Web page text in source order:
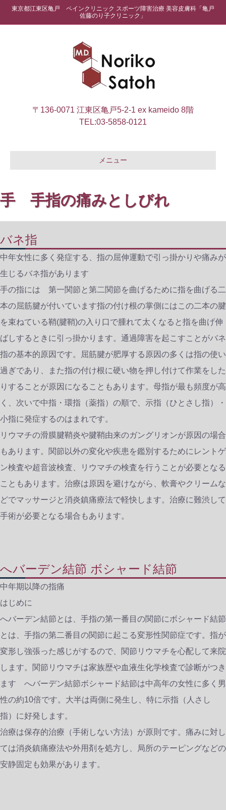
東京都江東区亀戸 ペインクリニック スポーツ障害治療 美容皮膚科「亀戸
佐藤のり子クリニック」
〒136-0071 江東区亀戸5-2-1 ex kameido 8階
TEL:03-5858-0121
メニュー
手 手指の痛みとしびれ
バネ指
中年女性に多く発症する、指の屈伸運動で引っ掛かりや痛みが
生じるバネ指があります
手の指には 第一関節と第二関節を曲げるために指を曲げる二
本の屈筋腱が付いています指の付け根の掌側にはこの二本の腱
を束ねている鞘(腱鞘)の入り口で腫れて太くなると指を曲げ伸
ばしするときに引っ掛かります。通過障害を起こすことがバネ
指の基本的原因です。屈筋腱が肥厚する原因の多くは指の使い
過ぎであり、また指の付け根に硬い物を押し付けて作業をした
りすることが原因になることもあります。母指が最も頻度が高
く、次いで中指・環指（薬指）の順で、示指（ひとさし指）・
小指に発症するのはまれです。
リウマチの滑膜腱鞘炎や腱鞘由来のガングリオンが原因の場合
もあります。関節以外の変化や疾患を鑑別するためにレントゲ
ン検査や超音波検査、リウマチの検査を行うことが必要となる
こともあります。治療は原因を避けながら、軟膏やクリームな
どでマッサージと消炎鎮痛療法で軽快します。治療に難渋して
手術が必要となる場合もあります。
へバーデン結節 ボシャード結節
中年期以降の指痛
はじめに
へバーデン結節とは、手指の第一番目の関節にボシャード結節
とは、手指の第二番目の関節に起こる変形性関節症です。指が
変形し強張った感じがするので、関節リウマチを心配して来院
します。関節リウマチは家族歴や血液生化学検査で診断がつき
ます へバーデン結節ボシャード結節は中高年の女性に多く男
性の約10倍です。大半は両側に発生し、特に示指（人さし
指）に好発します。
治療は保存的治療（手術しない方法）が原則です。痛みに対し
ては消炎鎮痛療法や外用剤を処方し、局所のテーピングなどの
安静固定も効果があります。